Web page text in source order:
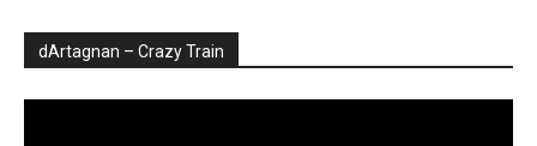
dArtagnan – Crazy Train